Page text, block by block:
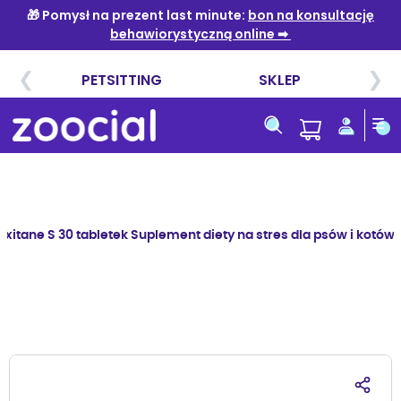
do
treści
S 30 tabletek Suplement diety na stres dla psów i kotów
Przejdź